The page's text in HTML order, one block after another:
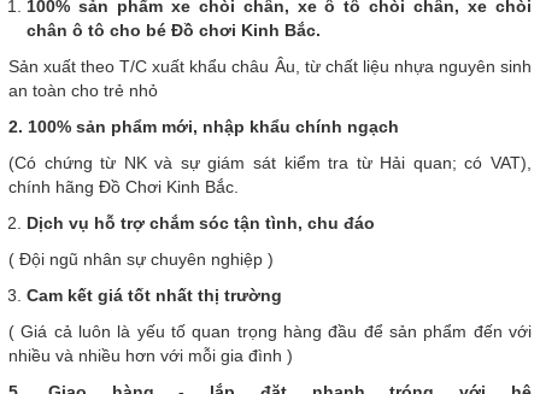
100% sản phẩm xe chòi chân, xe ô tô chòi chân, xe chòi
chân ô tô cho bé Đồ chơi Kinh Bắc.
Sản xuất theo T/C xuất khẩu châu Âu, từ chất liệu nhựa nguyên sinh
an toàn cho trẻ nhỏ
2. 100% sản phẩm mới, nhập khẩu chính ngạch
(Có chứng từ NK và sự giám sát kiểm tra từ Hải quan; có VAT),
chính hãng Đồ Chơi Kinh Bắc.
Dịch vụ hỗ trợ chắm sóc tận tình, chu đáo
( Đội ngũ nhân sự chuyên nghiệp )
Cam kết giá tốt nhất thị trường
( Giá cả luôn là yếu tố quan trọng hàng đầu để sản phẩm đến với
nhiều và nhiều hơn với mỗi gia đình )